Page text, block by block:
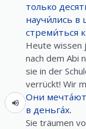
только
научи́лись в
стреми́ться к
Heute wissen
nach dem Abi
sie in der
verrückt! Wir
Они мечта́ют
в деньга́х.
Sie träumen